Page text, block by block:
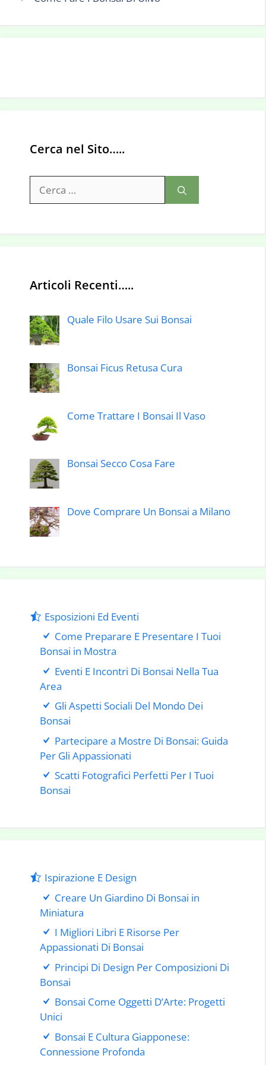
Cerca nel Sito…..
per:
Articoli Recenti…..
Quale Filo Usare Sui Bonsai
Bonsai Ficus Retusa Cura
Come Trattare I Bonsai Il Vaso
Bonsai Secco Cosa Fare
Dove Comprare Un Bonsai a Milano
Esposizioni Ed Eventi
Come Preparare E Presentare I Tuoi
Bonsai in Mostra
Eventi E Incontri Di Bonsai Nella Tua
Area
Gli Aspetti Sociali Del Mondo Dei
Bonsai
Partecipare a Mostre Di Bonsai: Guida
Per Gli Appassionati
Scatti Fotografici Perfetti Per I Tuoi
Bonsai
Ispirazione E Design
Creare Un Giardino Di Bonsai in
Miniatura
I Migliori Libri E Risorse Per
Appassionati Di Bonsai
Principi Di Design Per Composizioni Di
Bonsai
Bonsai Come Oggetti D’Arte: Progetti
Unici
Bonsai E Cultura Giapponese:
Connessione Profonda